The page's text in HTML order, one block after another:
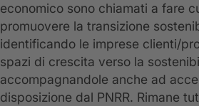
economico sono chiamati a fare
promuovere la transizione
identificando le imprese clienti/
spazi di crescita verso la
accompagnandole anche ad
disposizione dal PNRR. Rimane